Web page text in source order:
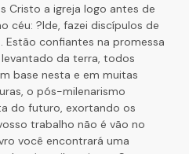
Cristo a igreja logo antes de
céu: ?Ide, fazei discípulos de
Estão con­fiantes na promessa
da terra, todos
base nesta e em muitas
o pós-milenarismo
do futuro, exortando os
trabalho não é vão no
você encontrará uma